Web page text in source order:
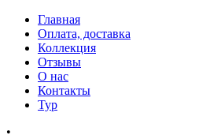
Главная
Оплата, доставка
Коллекция
Отзывы
О нас
Контакты
Тур
•